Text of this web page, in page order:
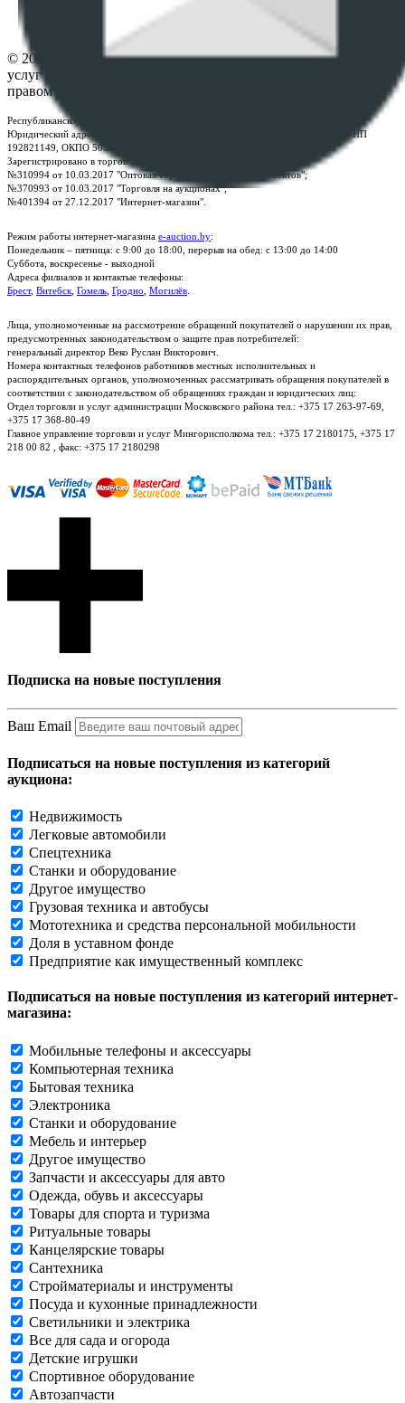
© 2026 Республиканское унитарное предприятие по оказанию
услуг "БелЮрОбеспечение" - Все права защищены авторским
правом
Республиканское унитарное предприятие по оказанию услуг "БелЮрОбеспечение"
Юридический адрес: г. Минск, пр-т. Дзержинского, 1Б, e-mail:
, УНП
192821149, ОКПО 500111895000
Зарегистрировано в торговом реестре Республики Беларусь:
№310994 от 10.03.2017 "Оптовая торговля без торговых объектов";
№370993 от 10.03.2017 "Торговля на аукционах";
№401394 от 27.12.2017 "Интернет-магазин".
Режим работы интернет-магазина e-auction.by:
Понедельник – пятница: с 9:00 до 18:00, перерыв на обед: с 13:00 до 14:00
Суббота, воскресенье - выходной
Адреса филиалов и контактые телефоны:
Брест, Витебск Гомель Гродно Могилёв
Лица, уполномоченные на рассмотрение обращений покупателей о нарушении их прав,
предусмотренных законодательством о защите прав потребителей:
генеральный директор Веко Руслан Викторович.
Номера контактных телефонов работников местных исполнительных и
распорядительных органов, уполномоченных рассматривать обращения покупателей в
соответствии с законодательством об обращениях граждан и юридических лиц:
Отдел торговли и услуг администрации Московского района тел.: +375 17 263-97-69,
+375 17 368-80-49
Главное управление торговли и услуг Мингорисполкома тел.: +375 17 2180175, +375 17
218 00 82 , факс: +375 17 2180298
Подписка на новые поступления
Ваш Email
Подписаться на новые поступления из категорий
аукциона:
Недвижимость
Легковые автомобили
Спецтехника
Станки и оборудование
Другое имущество
Грузовая техника и автобусы
Мототехника и средства персональной мобильности
Доля в уставном фонде
Предприятие как имущественный комплекс
Подписаться на новые поступления из категорий интернет-
магазина:
Мобильные телефоны и аксессуары
Компьютерная техника
Бытовая техника
Электроника
Станки и оборудование
Мебель и интерьер
Другое имущество
Запчасти и аксессуары для авто
Одежда, обувь и аксессуары
Товары для спорта и туризма
Ритуальные товары
Канцелярские товары
Сантехника
Стройматериалы и инструменты
Посуда и кухонные принадлежности
Светильники и электрика
Все для сада и огорода
Детские игрушки
Спортивное оборудование
Автозапчасти